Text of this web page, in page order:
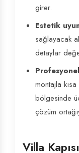
girer.
Estetik
sağlayacak
detaylar
montajla
bölgesinde
çözüm
Villa